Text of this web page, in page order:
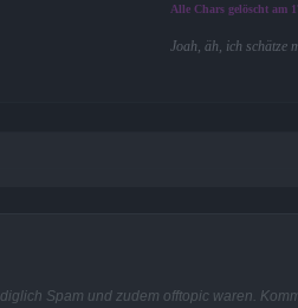
Alle Chars gelöscht am
Joah, äh, ich schätze
Spam und zudem offtopic waren.